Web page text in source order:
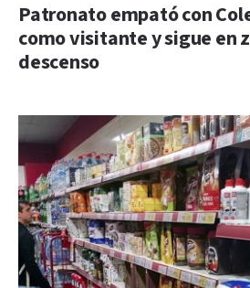
Patronato empató con
como visitante y sigue en
descenso